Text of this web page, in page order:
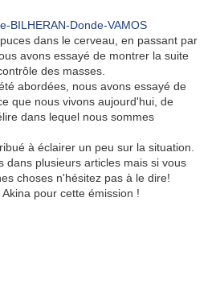
dans le cerveau, en passant par
avons essayé de montrer la suite
des masses.
abordées, nous avons essayé de
que nous vivons aujourd'hui, de
dans lequel nous sommes
à éclairer un peu sur la situation.
dans plusieurs articles mais si vous
choses n'hésitez pas à le dire!
pour cette émission !